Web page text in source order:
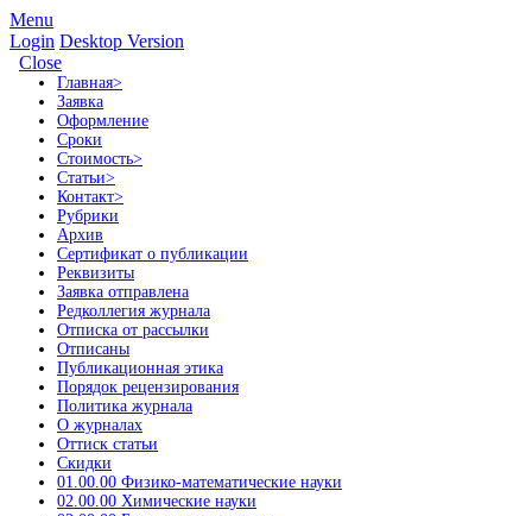
Menu
Login Desktop Version
Close
Главная>
Заявка
Оформление
Сроки
Стоимость>
Статьи>
Контакт>
Рубрики
Архив
Сертификат о публикации
Реквизиты
Заявка отправлена
Редколлегия журнала
Отписка от рассылки
Отписаны
Публикационная этика
Порядок рецензирования
Политика журнала
О журналах
Оттиск статьи
Скидки
01.00.00 Физико-математические науки
02.00.00 Химические науки